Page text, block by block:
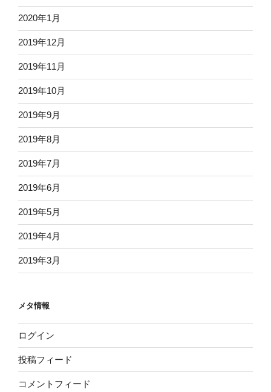
2020年1月
2019年12月
2019年11月
2019年10月
2019年9月
2019年8月
2019年7月
2019年6月
2019年5月
2019年4月
2019年3月
メタ情報
ログイン
投稿フィード
コメントフィード